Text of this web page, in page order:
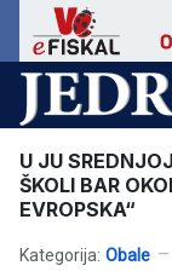
U JU
ŠKOLI BAR
EVROPSKA“
Kategorija: Obale